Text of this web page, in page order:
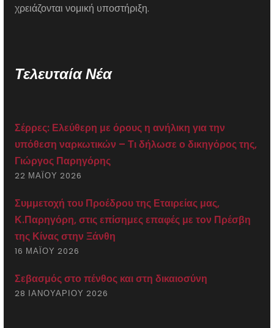
χρειάζονται νομική υποστήριξη.
Τελευταία Νέα
Σέρρες: Ελεύθερη με όρους η ανήλικη για την
υπόθεση ναρκωτικών – Τι δήλωσε ο δικηγόρος της,
Γιώργος Παρηγόρης
22 ΜΑΪ́ΟΥ 2026
Συμμετοχή του Προέδρου της Εταιρείας μας,
Κ.Παρηγόρη, στις επίσημες επαφές με τον Πρέσβη
της Κίνας στην Ξάνθη
16 ΜΑΪ́ΟΥ 2026
Σεβασμός στο πένθος και στη δικαιοσύνη
28 ΙΑΝΟΥΑΡΊΟΥ 2026